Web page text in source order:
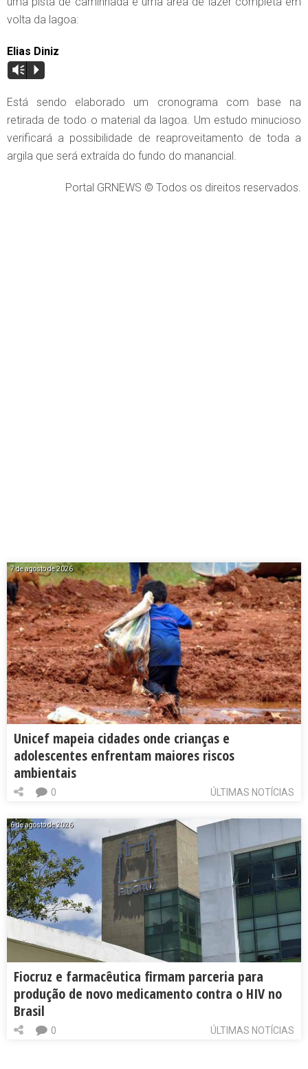
volta da lagoa:
Elias Diniz
Vm P
Está sendo elaborado um cronograma com base na
retirada de todo o material da lagoa. Um estudo minucioso
verificará a possibilidade de reaproveitamento de toda a
argila que será extraída do fundo do manancial.
Portal GRNEWS © Todos os direitos reservados.
7 de agosto de 2026
Unicef mapeia cidades onde crianças e
adolescentes enfrentam maiores riscos
ambientais
ÚLTIMAS NOTÍCIAS
0
6 de agosto de 2026
Fiocruz e farmacêutica firmam parceria para
produção de novo medicamento contra o HIV no
Brasil
ÚLTIMAS NOTÍCIAS
0